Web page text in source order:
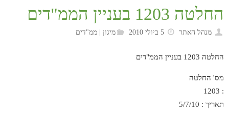
החלטה 1203 בעניין הממ"דים
מנהל האתר 5 ביולי 2010 מיגון | ממ"דים
החלטה 1203 בעניין הממ"דים
מס' החלטה
: 1203
תאריך : 5/7/10